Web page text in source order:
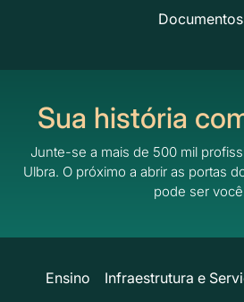
Documentos
Sua história
Junte-se a mais de 500 mil
Ulbra. O próximo a abrir as portas
pode ser
Ensino Infraestrutura e